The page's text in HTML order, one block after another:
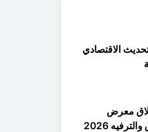
الاقتصادي
معرض
2026